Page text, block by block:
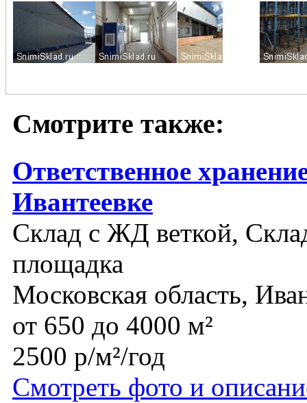
Смотрите также:
Ответственное
Ивантеевке
Склад с ЖД веткой,
площадка
Московская область,
от 650 до 4000 м²
2500 р/м²/год
Смотреть фото и